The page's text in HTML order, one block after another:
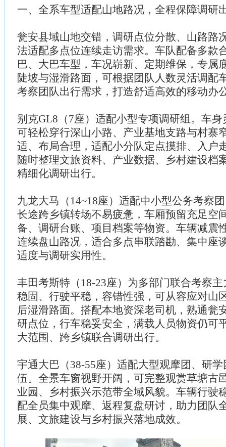
一、全系车型适配山地路况，全程保障调研
瓮安县域山地交错，调研点位分散、山路路
法适配多点位连续走访需求。车队配备多款
巴、大巴车型，车况崭新、定期维保，专属
陡坡与湿滑路面，可根据团队人数灵活调配
考察团队出行需求，打造舒适高效的移动办
别克GL8（7座）适配小型专项调研组。车
可轻松穿行深山小路、产业基地支路与村寨
适、布局合理，适配小分队定点摸排、入户
随时整理文旅资料、产业数据、乡村建设档
精细化调研出行。
九龙大马（14~18座）适配中小型公务考察
长途跨乡镇转场不易疲惫，车厢预留充足空
备、调研台账、项目档案等物资。车辆减震
连续盘山路况，适合多点串联踏勘、集中座
适度与调研实用性。
丰田考斯特（18-23座）为多部门联合考察
稳固、行驶平稳，容错性强，可从容应对山
后湿滑路面。搭配本地资深老司机，熟通瓮
研点位，行车稳妥安全，满载人员物资仍可
大范围、跨乡镇联合调研出行。
宇通大巴（38-55座）适配大型观摩团、研
伍。全景车窗视野开阔，可完整观赏草塘古
业园、乡村振兴示范带全域风貌。车辆行驶
配全员集中观摩、返程复盘研讨，助力团队
展、文旅建设与乡村振兴落地成效。